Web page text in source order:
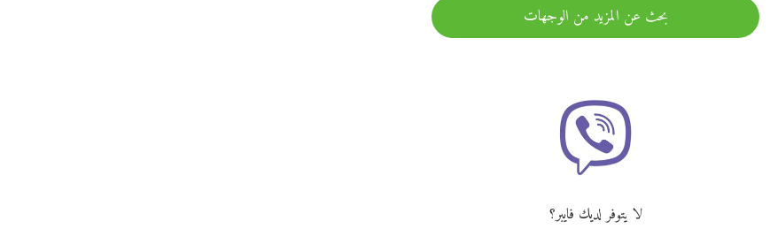
بحث عن المزيد من الوجهات
لا يتوفر لديك فايبر؟